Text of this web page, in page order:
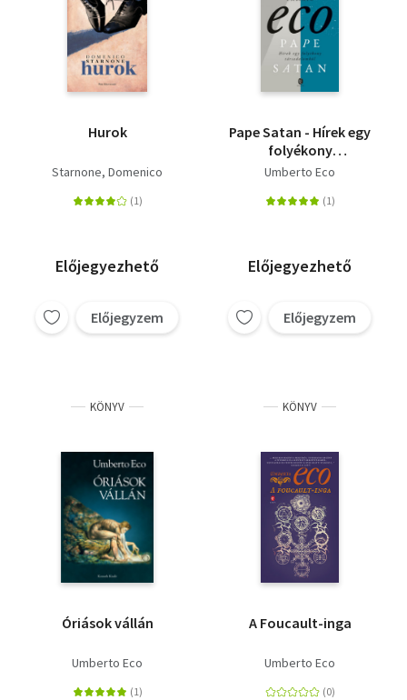
Hurok
Starnone, Domenico
Előjegyezhető
Előjegyzem
Pape Satan - Hírek egy
folyékony
társadalomból
Umberto Eco
Előjegyezhető
Előjegyzem
KÖNYV
Óriások vállán
Umberto Eco
KÖNYV
A Foucault-inga
Umberto Eco